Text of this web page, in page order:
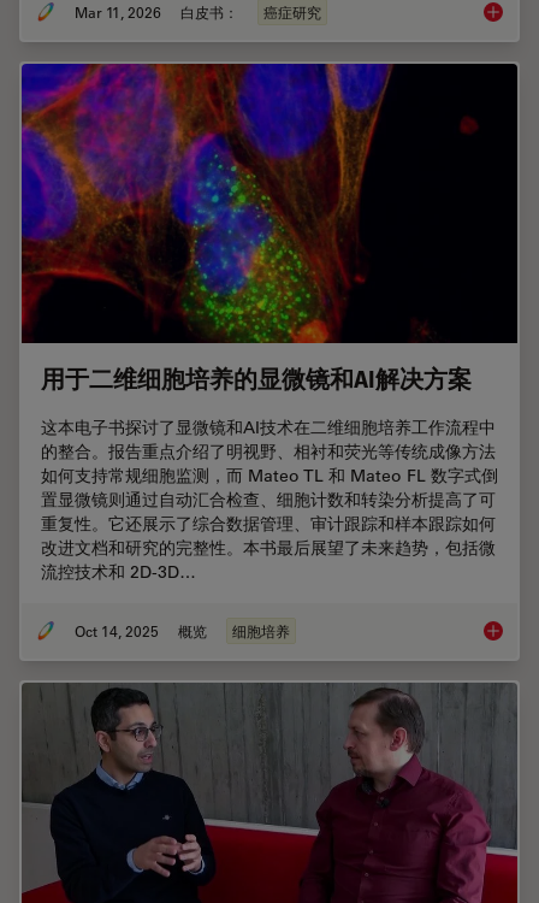
Mar 11, 2026 白皮书： 癌症研究
用于二维细胞培养的显微镜和AI解决方案
这本电子书探讨了显微镜和AI技术在二维细胞培养工作流程中
的整合。报告重点介绍了明视野、相衬和荧光等传统成像方法
如何支持常规细胞监测，而 Mateo TL 和 Mateo FL 数字式倒
置显微镜则通过自动汇合检查、细胞计数和转染分析提高了可
重复性。它还展示了综合数据管理、审计跟踪和样本跟踪如何
改进文档和研究的完整性。本书最后展望了未来趋势，包括微
流控技术和 2D-3D…
Oct 14, 2025 概览 细胞培养 用于二